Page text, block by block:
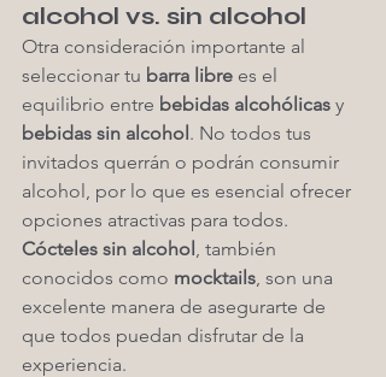
alcohol vs. sin alcohol
Otra consideración importante al
seleccionar tu barra libre es el
equilibrio entre bebidas alcohólicas y
bebidas sin alcohol. No todos tus
invitados querrán o podrán consumir
alcohol, por lo que es esencial ofrecer
opciones atractivas para todos.
Cócteles sin alcohol, también
conocidos como mocktails, son una
excelente manera de asegurarte de
que todos puedan disfrutar de la
experiencia.